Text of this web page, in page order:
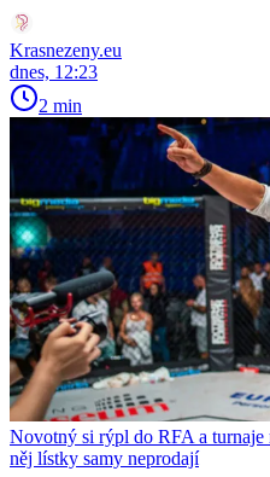
Krasnezeny.eu
dnes, 12:23
2 min
Novotný si rýpl do RFA a turnaje
něj lístky samy neprodají